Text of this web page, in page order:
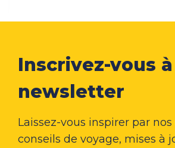
Inscrivez-vous
newsletter
Laissez-vous inspirer par
conseils de voyage, mises à